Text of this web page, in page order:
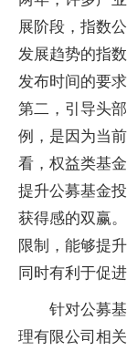
展阶段，指数
发展趋势的指
发布时间的要
第二，引导头
例，是因为当
看，权益类基
提升公募基金
获得感的双赢
限制，能够提
同时有利于促
针对公募
理有限公司相